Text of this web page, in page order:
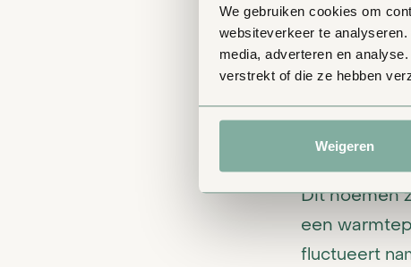
We gebruiken cookies om
websiteverkeer te
media, adverteren en
verstrekt of die ze hebben
Weigeren
De
Hoe zit dat
systeem?
efficiënter
Dit noemen
een
fluctueert